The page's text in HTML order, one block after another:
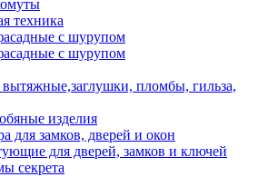
техника
с шурупом
с шурупом
вытяжные,заглушки, пломбы, гильза,
изделия
для замков, дверей и окон
для дверей, замков и ключей
секрета